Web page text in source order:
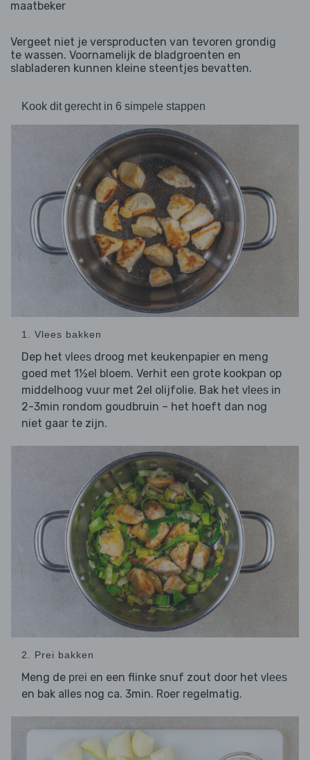
maatbeker
Vergeet niet je versproducten van tevoren grondig
te wassen. Voornamelijk de bladgroenten en
slabladeren kunnen kleine steentjes bevatten.
Kook dit gerecht in 6 simpele stappen
1. Vlees bakken
Dep het vlees droog met keukenpapier en meng
goed met 1½el bloem. Verhit een grote kookpan op
middelhoog vuur met 2el olijfolie. Bak het vlees in
2-3min rondom goudbruin – het hoeft dan nog
niet gaar te zijn.
2. Prei bakken
Meng de prei en een flinke snuf zout door het vlees
en bak alles nog ca. 3min. Roer regelmatig.